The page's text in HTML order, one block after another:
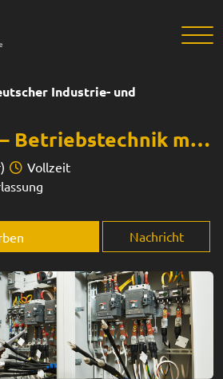
Industrie- und
Elektroniker – Betriebstechnik m/w/d
Vollzeit
Nachricht